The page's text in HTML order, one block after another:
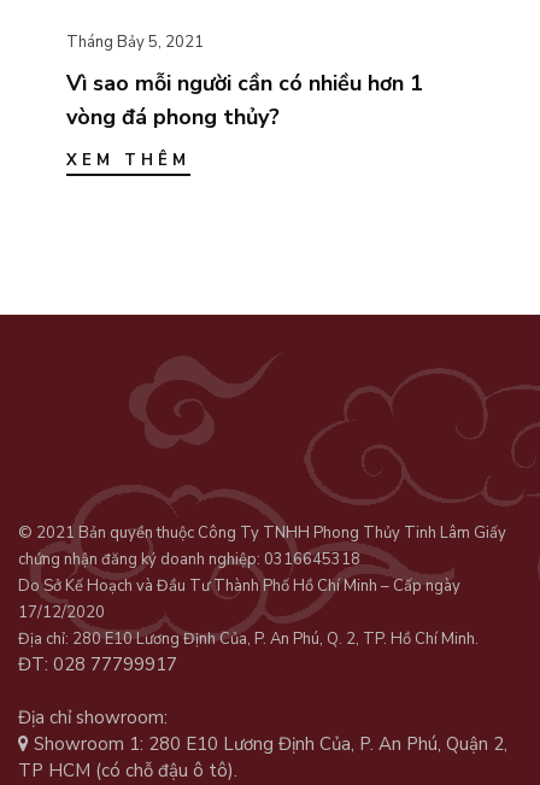
Tháng Bảy 5, 2021
Vì sao mỗi người cần có nhiều hơn 1
vòng đá phong thủy?
XEM THÊM
© 2021 Bản quyền thuộc Công Ty TNHH Phong Thủy Tinh Lâm Giấy
chứng nhận đăng ký doanh nghiệp: 0316645318
Do Sở Kế Hoạch và Đầu Tư Thành Phố Hồ Chí Minh – Cấp ngày
17/12/2020
Địa chỉ: 280 E10 Lương Định Của, P. An Phú, Q. 2, TP. Hồ Chí Minh.
ĐT: 028 77799917
Địa chỉ showroom:
Showroom 1: 280 E10 Lương Định Của, P. An Phú, Quận 2,
TP HCM (có chỗ đậu ô tô).